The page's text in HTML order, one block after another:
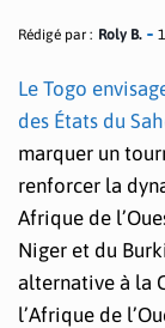
Rédigé par : Roly B.
Le Togo
des États du
marquer un
renforcer la
Afrique de
Niger et du
alternative à la
l’Afrique de